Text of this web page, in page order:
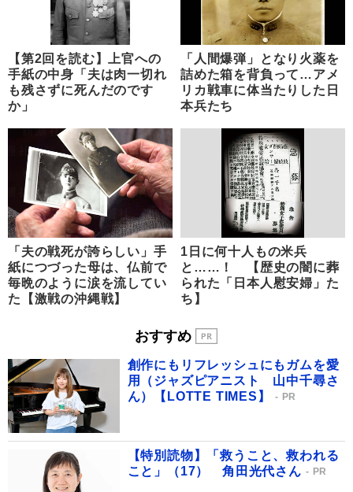
【第2回を読む】上官への
手紙の中身「夫は肉一切れ
も残さずに死んだのです
か」
「人間爆弾」となり火薬を
詰めた箱を背負って…アメ
リカ戦車に体当たりした日
本兵たち
「夫の戦死が誇らしい」手
紙につづった母は、仏前で
毎晩のように涙を流してい
た【激戦の沖縄戦】
1日に何十人もの米兵
と……！ 【歴史の闇に葬
られた「日本人慰安婦」た
ち】
おすすめ
創作にもリフレッシュにもガムを愛
用（ジャズピアニスト 山中千尋さ
ん）【LOTTE TIMES】
PR
【特別読物】「救うこと、救われる
こと」（17） 角田光代さん
PR